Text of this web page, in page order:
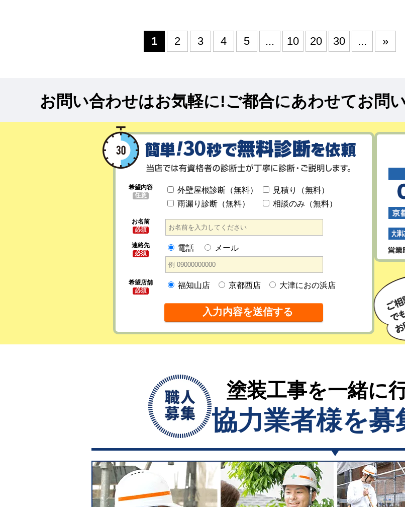
1 2 3 4 5 ... 10 20 30 ... »
お問い合わせはお気軽に!ご都合にあわせてお問
希望内容
任意
外壁屋根診断（無料）
見積り（無料）
雨漏り診断（無料）
相談のみ（無料）
お名前
必須
連絡先
必須
電話 メール
希望店舗
必須
福知山店 京都西店 大津におの浜店
塗装工事を一緒に
協力業者様を募